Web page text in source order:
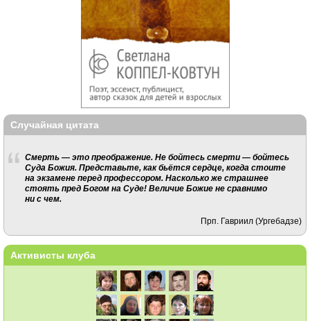
Случайная цитата
Смерть — это преображение. Не бойтесь смерти — бойтесь
Суда Божия. Представьте, как бьётся сердце, когда стоите
на экзамене перед профессором. Насколько же страшнее
стоять пред Богом на Суде! Величие Божие не сравнимо
ни с чем.
Прп. Гавриил (Ургебадзе)
Активисты клуба